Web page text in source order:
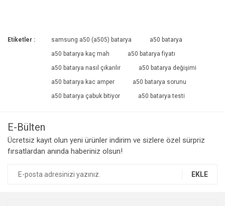
Etiketler : samsung a50 (a505) batarya
a50 batarya
a50 batarya kaç mah
a50 batarya fiyatı
a50 batarya nasıl çıkarılır
a50 batarya değişimi
a50 batarya kac amper
a50 batarya sorunu
a50 batarya çabuk bitiyor
a50 batarya testi
E-Bülten
Ücretsiz kayıt olun yeni ürünler indirim ve sizlere özel sürpriz
fırsatlardan anında haberiniz olsun!
EKLE